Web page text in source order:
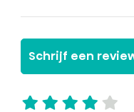
Schrijf een